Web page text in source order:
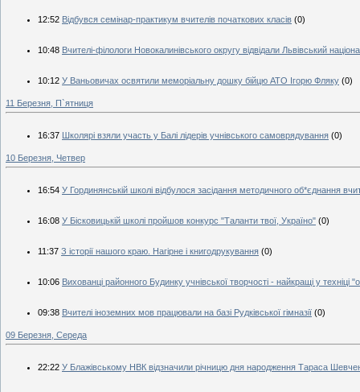
12:52 Відбувся семінар-практикум вчителів початкових класів (0)
10:48 Вчителі-філологи Новокалинівського округу відвідали Львівський
10:12 У Ваньовичах освятили меморіальну дошку бійцю АТО Ігорю Фляку (0)
11 Березня, П`ятниця
16:37 Школярі взяли участь у Балі лідерів учнівського самоврядування (0)
10 Березня, Четвер
16:54 У Гординянській школі відбулося засідання методичного об*єднання
16:08 У Бісковицькій школі пройшов конкурс "Таланти твої, Україно" (0)
11:37 З історії нашого краю. Нагірне і книгодрукування (0)
10:06 Вихованці районного Будинку учнівської творчості - найкращі у техніці
09:38 Вчителі іноземних мов працювали на базі Рудківської гімназії (0)
09 Березня, Середа
22:22 У Блажівському НВК відзначили річницю дня народження Тараса